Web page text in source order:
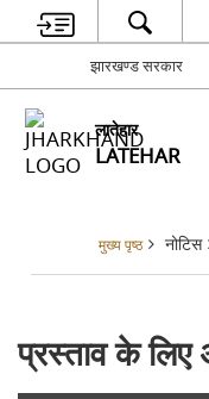
झारखण्ड सरकार
लातेहार
LATEHAR
मुख्य पृष्ठ नोटिस
प्रस्ताव के